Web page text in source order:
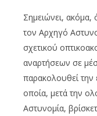
Σημειώνει, ακόμα,
τον Αρχηγό
σχετικού
αναρτήσεων σε
παρακολουθεί την
οποία, μετά την
Αστυνομία,